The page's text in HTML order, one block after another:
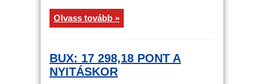
Olvass tovább »
BUX: 17 298,18 PONT A
NYITÁSKOR